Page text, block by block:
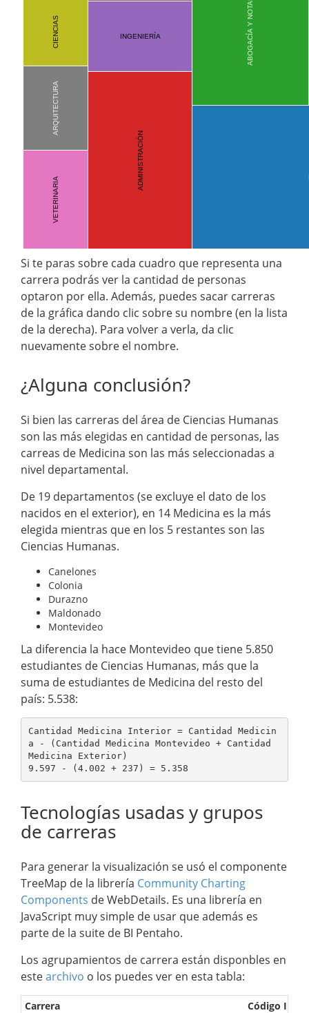
ABOGACÍA Y NOTARIADO
ADMINISTRACIÓN
INGENIERÍA
VETERINARIA
ARQUITECTURA
CIENCIAS
Si te paras sobre cada cuadro que representa una
carrera podrás ver la cantidad de personas
optaron por ella. Además, puedes sacar carreras
de la gráfica dando clic sobre su nombre (en la lista
de la derecha). Para volver a verla, da clic
nuevamente sobre el nombre.
¿Alguna conclusión?
Si bien las carreras del área de Ciencias Humanas
son las más elegidas en cantidad de personas, las
carreas de Medicina son las más seleccionadas a
nivel departamental.
De 19 departamentos (se excluye el dato de los
nacidos en el exterior), en 14 Medicina es la más
elegida mientras que en los 5 restantes son las
Ciencias Humanas.
Canelones
Colonia
Durazno
Maldonado
Montevideo
La diferencia la hace Montevideo que tiene 5.850
estudiantes de Ciencias Humanas, más que la
suma de estudiantes de Medicina del resto del
país: 5.538:
Cantidad Medicina Interior = Cantidad Medicin
a - (Cantidad Medicina Montevideo + Cantidad
Medicina Exterior)
Tecnologías usadas y grupos
de carreras
Para generar la visualización se usó el componente
TreeMap de la librería Community Charting
Components de WebDetails. Es una librería en
JavaScript muy simple de usar que además es
parte de la suite de BI Pentaho.
Los agrupamientos de carrera están disponbles en
estearchivo o los puedes ver en esta tabla:
Carrera Código INE